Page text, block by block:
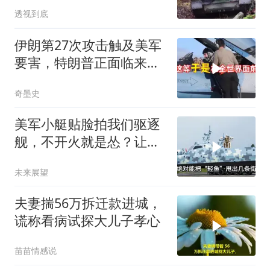
透视到底
伊朗第27次攻击触及美军
要害，特朗普正面临来自
奇墨史
美军小艇贴脸拍我们驱逐
舰，不开火就是怂？让印
未来展望
夫妻揣56万拆迁款进城，
谎称看病试探大儿子孝心
苗苗情感说